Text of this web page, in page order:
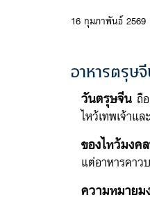
16 กุมภาพันธ์ 2569
อาหารตรุษ
วันตรุษจีน ถื
ไหว้เทพเจ้าแ
ของไหว้มง
แต่อาหารคาว
ความหมายม